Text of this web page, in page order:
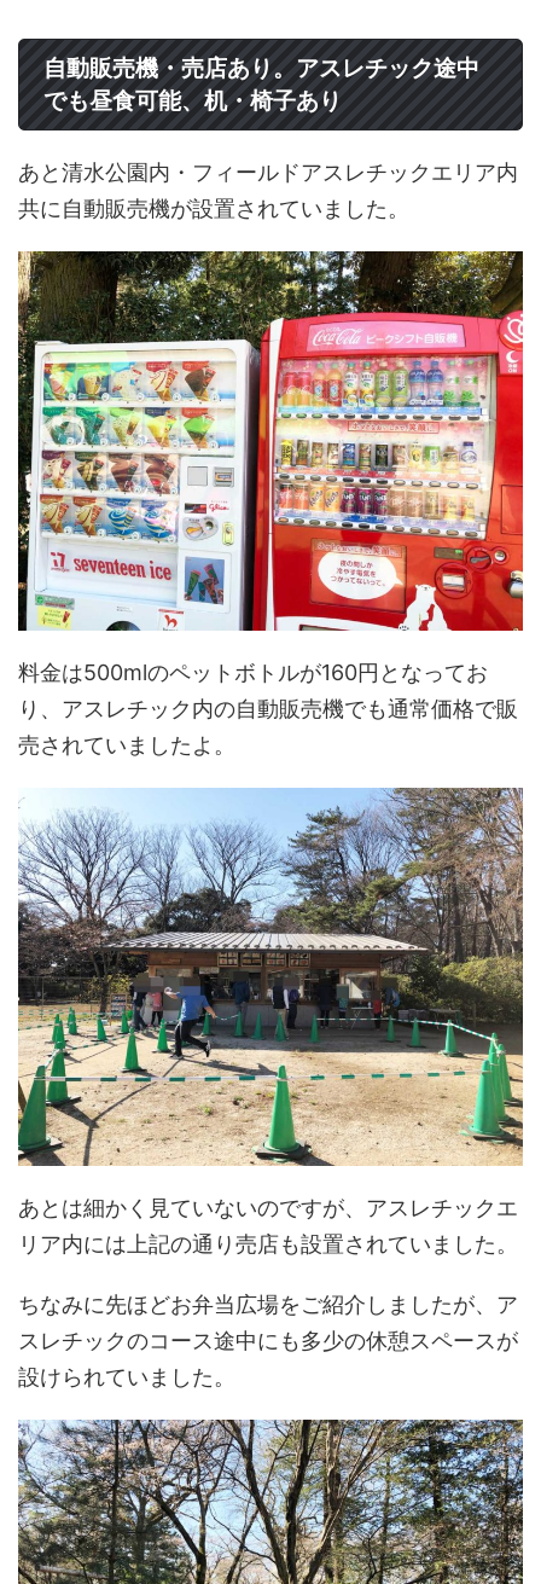
自動販売機・売店あり。アスレチック途中
でも昼食可能、机・椅子あり
あと清水公園内・フィールドアスレチックエリア内
共に自動販売機が設置されていました。
料金は500mlのペットボトルが160円となってお
り、アスレチック内の自動販売機でも通常価格で販
売されていましたよ。
あとは細かく見ていないのですが、アスレチックエ
リア内には上記の通り売店も設置されていました。
ちなみに先ほどお弁当広場をご紹介しましたが、ア
スレチックのコース途中にも多少の休憩スペースが
設けられていました。